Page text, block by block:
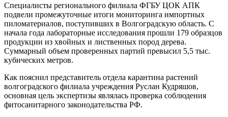
Специалисты регионального филиала ФГБУ ЦОК АПК
подвели промежуточные итоги мониторинга импортных
пиломатериалов, поступивших в Волгоградскую область. С
начала года лабораторные исследования прошли 179 образцов
продукции из хвойных и лиственных пород дерева.
Суммарный объем проверенных партий превысил 5,5 тыс.
кубических метров.
Как пояснил представитель отдела карантина растений
волгоградского филиала учреждения Руслан Кудряшов,
основная цель экспертизы являлась проверка соблюдения
фитосанитарного законодательства РФ.